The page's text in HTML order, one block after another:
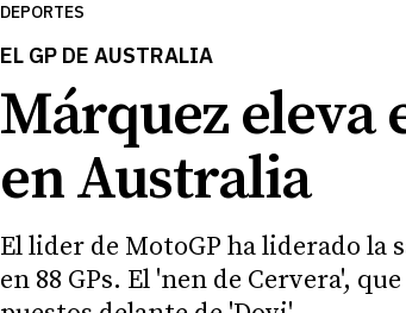
DEPORTES
EL GP DE AUSTRALIA
Márquez eleva
en Australia
El lider de MotoGP ha liderado la
en 88 GPs. El 'nen de Cervera',